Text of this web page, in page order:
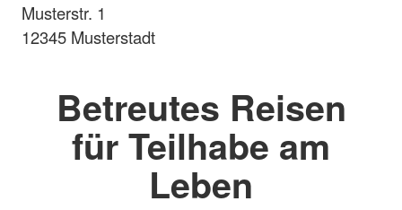
Musterstr. 1
12345 Musterstadt
Betreutes Reisen
für Teilhabe am
Leben